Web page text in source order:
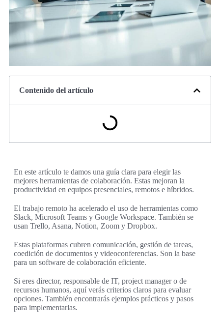
Contenido del artículo
En este artículo te damos una guía clara para elegir las
mejores herramientas de colaboración. Estas mejoran la
productividad en equipos presenciales, remotos e híbridos.
El trabajo remoto ha acelerado el uso de herramientas como
Slack, Microsoft Teams y Google Workspace. También se
usan Trello, Asana, Notion, Zoom y Dropbox.
Estas plataformas cubren comunicación, gestión de tareas,
coedición de documentos y videoconferencias. Son la base
para un software de colaboración eficiente.
Si eres director, responsable de IT, project manager o de
recursos humanos, aquí verás criterios claros para evaluar
opciones. También encontrarás ejemplos prácticos y pasos
para implementarlas.